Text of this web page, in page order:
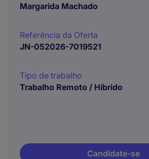
Margarida Machado
Referência da Oferta
JN-052026-7019521
Tipo de trabalho
Trabalho Remoto / Híbrido
Candidate-se